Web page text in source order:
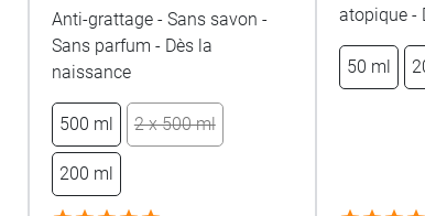
Anti-grattage - Sans savon -
Sans parfum - Dès la
naissance
500 ml 2 x 500 ml
200 ml
atopique -
50 ml